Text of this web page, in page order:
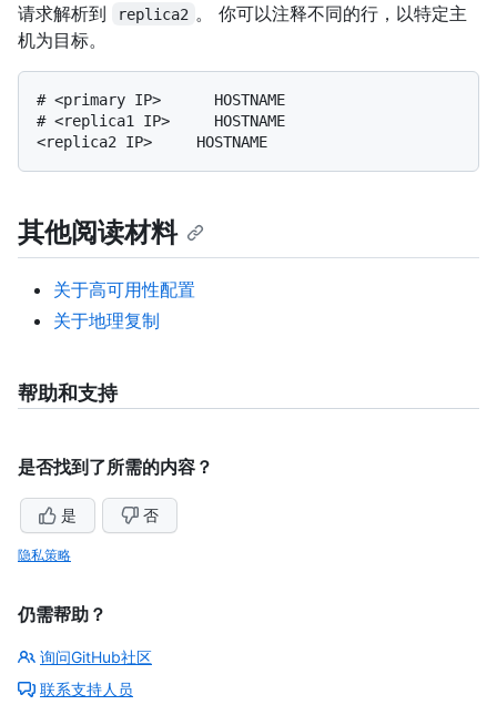
请求解析到
replica2 。 你可以注释不同的行，以特定主
机为目标。
# <primary IP>      HOSTNAME
# <replica1 IP>     HOSTNAME
其他阅读材料
关于高可用性配置
关于地理复制
帮助和支持
是否找到了所需的内容？
是 否
隐私策略
仍需帮助？
询问GitHub社区
联系支持人员